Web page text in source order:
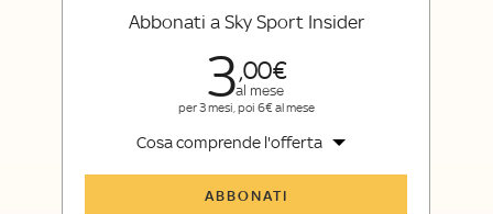
Abbonati a Sky Sport Insider
300
al mese
per 3 mesi, poi 6€ al mese
Cosa comprende l'offerta
ABBONATI